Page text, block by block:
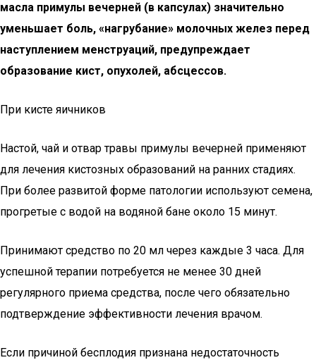
масла примулы вечерней (в капсулах) значительно
уменьшает боль, «нагрубание» молочных желез перед
наступлением менструаций, предупреждает
образование кист, опухолей, абсцессов.
При кисте яичников
Настой, чай и отвар травы примулы вечерней применяют
для лечения кистозных образований на ранних стадиях.
При более развитой форме патологии используют семена,
прогретые с водой на водяной бане около 15 минут.
Принимают средство по 20 мл через каждые 3 часа. Для
успешной терапии потребуется не менее 30 дней
регулярного приема средства, после чего обязательно
подтверждение эффективности лечения врачом.
Если причиной бесплодия признана недостаточность